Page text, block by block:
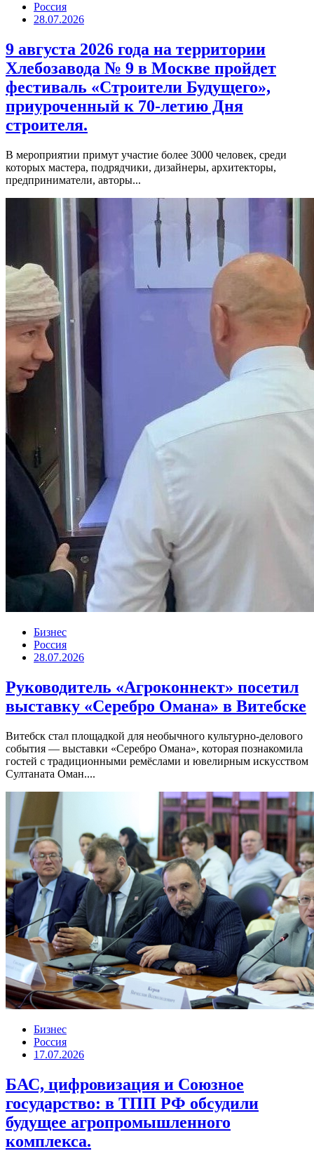
Россия
28.07.2026
9 августа 2026 года на территории
Хлебозавода № 9 в Москве пройдет
фестиваль «Строители Будущего»,
приуроченный к 70-летию Дня
строителя.
В мероприятии примут участие более 3000 человек, среди
которых мастера, подрядчики, дизайнеры, архитекторы,
предприниматели, авторы...
Бизнес
Россия
28.07.2026
Руководитель «Агроконнект» посетил
выставку «Серебро Омана» в Витебске
Витебск стал площадкой для необычного культурно-делового
события — выставки «Серебро Омана», которая познакомила
гостей с традиционными ремёслами и ювелирным искусством
Султаната Оман....
Бизнес
Россия
17.07.2026
БАС, цифровизация и Союзное
государство: в ТПП РФ обсудили
будущее агропромышленного
комплекса.